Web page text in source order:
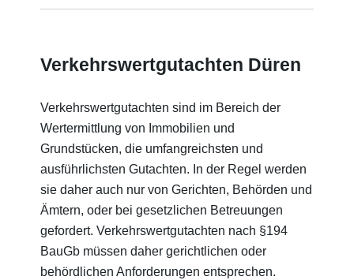
Verkehrswertgutachten Düren
Verkehrswertgutachten sind im Bereich der
Wertermittlung von Immobilien und
Grundstücken, die umfangreichsten und
ausführlichsten Gutachten. In der Regel werden
sie daher auch nur von Gerichten, Behörden und
Ämtern, oder bei gesetzlichen Betreuungen
gefordert. Verkehrswertgutachten nach §194
BauGb müssen daher gerichtlichen oder
behördlichen Anforderungen entsprechen.